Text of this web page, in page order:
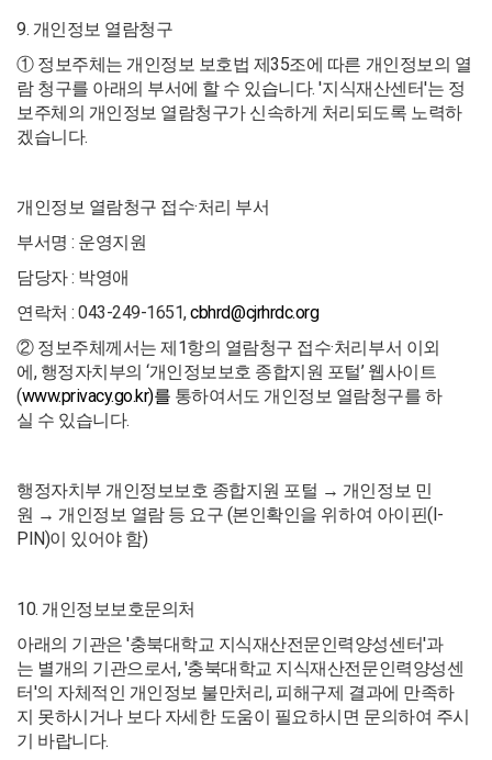
9. 개인정보 열람청구
① 정보주체는 개인정보 보호법 제35조에 따른 개인정보의 열
람 청구를 아래의 부서에 할 수 있습니다. '지식재산센터'는 정
보주체의 개인정보 열람청구가 신속하게 처리되도록 노력하
겠습니다.
개인정보 열람청구 접수·처리 부서
부서명 : 운영지원
담당자 : 박영애
연락처 : 043-249-1651,cbhrd@cjrhrdc.org
② 정보주체께서는 제1항의 열람청구 접수·처리부서 이외
에, 행정자치부의 ‘개인정보보호 종합지원 포털’ 웹사이트
(www.privacy.go.kr)를 통하여서도 개인정보 열람청구를 하
실 수 있습니다.
행정자치부 개인정보보호 종합지원 포털 → 개인정보 민
원 → 개인정보 열람 등 요구 (본인확인을 위하여 아이핀(I-
PIN)이 있어야 함)
10. 개인정보보호문의처
아래의 기관은 '충북대학교 지식재산전문인력양성센터'과
는 별개의 기관으로서, '충북대학교 지식재산전문인력양성센
터'의 자체적인 개인정보 불만처리, 피해구제 결과에 만족하
지 못하시거나 보다 자세한 도움이 필요하시면 문의하여 주시
기 바랍니다.